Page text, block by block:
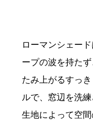
ローマンシェー
ープの波を持た
たみ上がるすっ
ルで、窓辺を洗
生地によって空